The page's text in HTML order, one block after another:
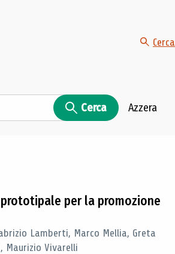
Cerca
Cerca Azzera
per la promozione
Lamberti, Marco Mellia, Greta
Maurizio Vivarelli